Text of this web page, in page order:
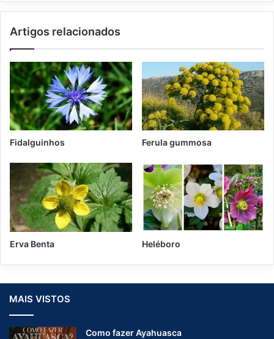
g
Artigos relacionados
Fidalguinhos Ferula gummosa
Erva Benta Heléboro
MAIS VISTOS
Como fazer Ayahuasca